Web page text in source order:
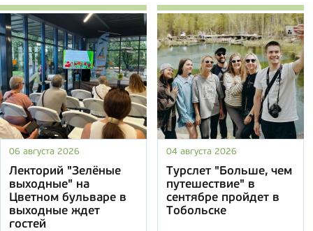
06 августа 2026
Лекторий "Зелёные
выходные" на
Цветном бульваре в
выходные ждет
гостей
04 августа 2026
Турслет "Больше, чем
путешествие" в
сентябре пройдет в
Тобольске